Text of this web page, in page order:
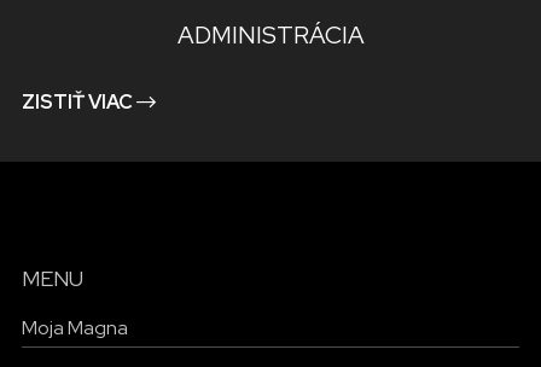
ADMINISTRÁCIA
ZISTIŤ VIAC
MENU
Moja Magna